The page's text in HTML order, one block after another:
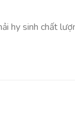
hy sinh chất